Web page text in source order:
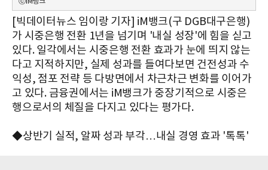
ⓒiM뱅크
[빅데이터뉴스 임이랑 기자] iM뱅크(구 DGB대구은행)
가 시중은행 전환 1년을 넘기며 '내실 성장'에 힘을 싣고
있다. 일각에서는 시중은행 전환 효과가 눈에 띄지 않는
다고 지적하지만, 실제 성과를 들여다보면 건전성과 수
익성, 점포 전략 등 다방면에서 차근차근 변화를 이어가
고 있다. 금융권에서는 iM뱅크가 중장기적으로 시중은
행으로서의 체질을 다지고 있다는 평가다.
◆상반기 실적, 알짜 성과 부각…내실 경영 효과 '톡톡'